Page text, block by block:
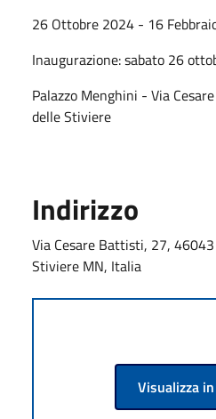
26 Ottobre 2024 - 16
Inaugurazione: sabato 26
Palazzo Menghini - Via
delle Stiviere
Indirizzo
Via Cesare Battisti, 27,
Stiviere MN, Italia
Visualizza